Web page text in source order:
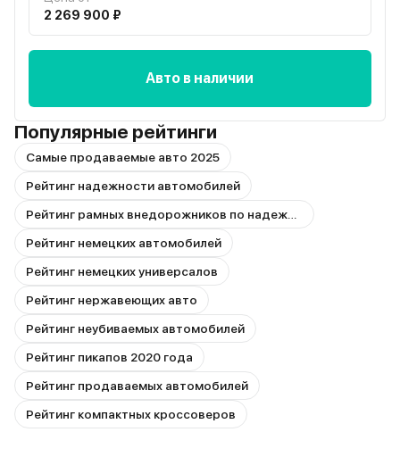
2 269 900 ₽
Авто в наличии
Популярные рейтинги
Самые продаваемые авто 2025
Рейтинг надежности автомобилей
Рейтинг немецких автомобилей
Рейтинг немецких универсалов
Рейтинг нержавеющих авто
Рейтинг неубиваемых автомобилей
Рейтинг пикапов 2020 года
Рейтинг продаваемых автомобилей
Рейтинг компактных кроссоверов